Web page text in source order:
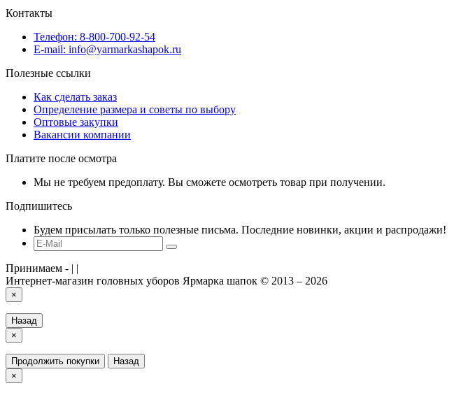
Контакты
Телефон: 8-800-700-92-54
E-mail: info@yarmarkashapok.ru
Полезные ссылки
Как сделать заказ
Определение размера и советы по выбору
Оптовые закупки
Вакансии компании
Платите после осмотра
Мы не требуем предоплату. Вы сможете осмотреть товар при получении.
Подпишитесь
Будем присылать только полезные письма. Последние новинки, акции и распродажи!
Принимаем - | |
Интернет-магазин головных уборов Ярмарка шапок © 2013 – 2026
×
Назад
×
Продолжить покупки
Назад
×